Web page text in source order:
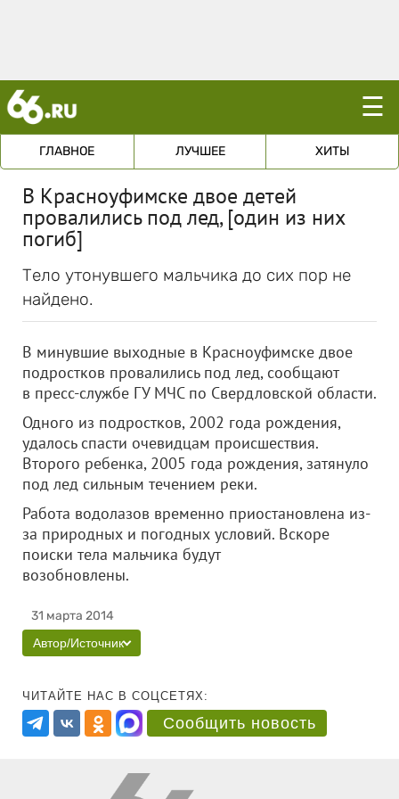
☰
ГЛАВНОЕ ЛУЧШЕЕ ХИТЫ
В Красноуфимске двое детей
провалились под лед, [один из них
погиб]
Тело утонувшего мальчика до сих пор не
найдено.
В минувшие выходные в Красноуфимске двое
подростков провалились под лед, сообщают
в пресс-службе ГУ МЧС по Свердловской области.
Одного из подростков, 2002 года рождения,
удалось спасти очевидцам происшествия.
Второго ребенка, 2005 года рождения, затянуло
под лед сильным течением реки.
Работа водолазов временно приостановлена из-
за природных и погодных условий. Вскоре
поиски тела мальчика будут
возобновлены.
31 марта 2014
Автор/Источник
ЧИТАЙТЕ НАС В СОЦСЕТЯХ:
Сообщить новость